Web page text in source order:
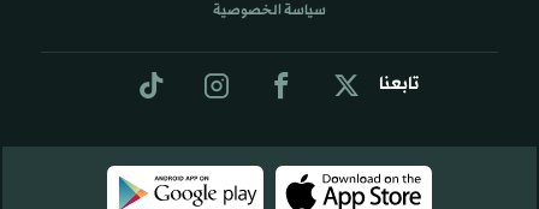
تابعنا
سياسة الخصوصية